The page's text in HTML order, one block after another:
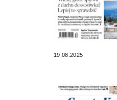
19.08.2025